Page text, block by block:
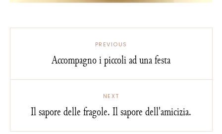
PREVIOUS
Accompagno i piccoli ad una festa
NEXT
Il sapore delle fragole. Il sapore dell'amicizia.